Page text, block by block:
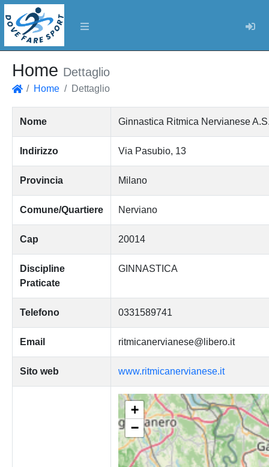
Home Dettaglio
Home Dettaglio
Nome Ginnastica Ritmica Nervianese
Indirizzo Via Pasubio, 13
Provincia Milano
Comune/Quartiere Nerviano
Cap 20014
Discipline
Praticate
GINNASTICA
Telefono 0331589741
Email ritmicanervianese@libero.it
Sito web www.ritmicanervianese.it
+
−